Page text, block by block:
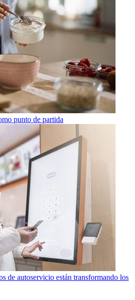
punto de partida
de autoservicio están transformando los